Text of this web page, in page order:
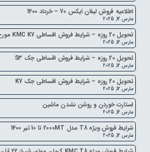
اطلاعیه فروش لیفان ایکس 70 – خرداد 1400
مارس 12, 2025
تحویل 20 روزه – شرایط فروش اقساطی KMC K7 مورخ 17 شهریور 1400
مارس 12, 2025
تحویل 20 روزه – شرایط فروش اقساطی جک S3
مارس 12, 2025
تحویل 20 روزه – شرایط فروش اقساطی جک K7
مارس 12, 2025
استارت خوردن و روشن نشدن ماشین
مارس 12, 2025
شرایط فروش ویژه T8 مدل 2000MT تا 10 تیر 1400
مارس 12, 2025